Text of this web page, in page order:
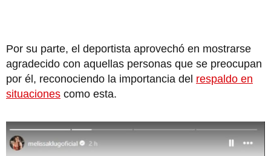
Por su parte, el deportista aprovechó en mostrarse
agradecido con aquellas personas que se preocupan
por él, reconociendo la importancia del respaldo en
situaciones como esta.